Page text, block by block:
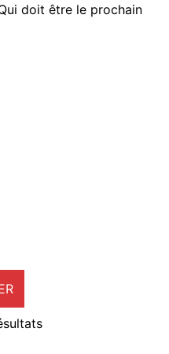
doit être le prochain